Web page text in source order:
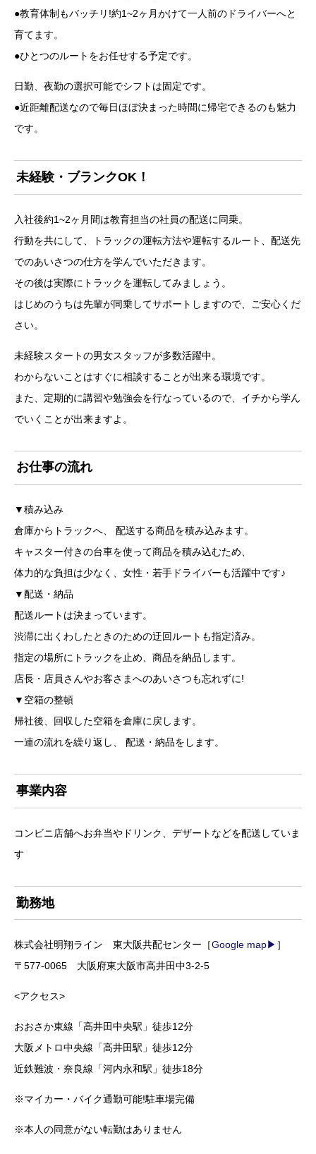
●教育体制もバッチリ!約1~2ヶ月かけて一人前のドライバーへと
育てます。
●ひとつのルートをお任せする予定です。
日勤、夜勤の選択可能でシフトは固定です。
●近距離配送なので毎日ほぼ決まった時間に帰宅できるのも魅力
です。
未経験・ブランクOK！
入社後約1~2ヶ月間は教育担当の社員の配送に同乗。
行動を共にして、トラックの運転方法や運転するルート、配送先
でのあいさつの仕方を学んでいただきます。
その後は実際にトラックを運転してみましょう。
はじめのうちは先輩が同乗してサポートしますので、ご安心くだ
さい。
未経験スタートの男女スタッフが多数活躍中。
わからないことはすぐに相談することが出来る環境です。
また、定期的に講習や勉強会を行なっているので、イチから学ん
でいくことが出来ますよ。
お仕事の流れ
▼積み込み
倉庫からトラックへ、 配送する商品を積み込みます。
キャスター付きの台車を使って商品を積み込むため、
体力的な負担は少なく、女性・若手ドライバーも活躍中です♪
▼配送・納品
配送ルートは決まっています。
渋滞に出くわしたときのための迂回ルートも指定済み。
指定の場所にトラックを止め、商品を納品します。
店長・店員さんやお客さまへのあいさつも忘れずに!
▼空箱の整頓
帰社後、回収した空箱を倉庫に戻します。
一連の流れを繰り返し、 配送・納品をします。
事業内容
コンビニ店舗へお弁当やドリンク、デザートなどを配送していま
す
勤務地
株式会社明翔ライン 東大阪共配センター［Google map▶ ］
〒577-0065 大阪府東大阪市高井田中3-2-5
<アクセス>
おおさか東線「高井田中央駅」徒歩12分
大阪メトロ中央線「高井田駅」徒歩12分
近鉄難波・奈良線「河内永和駅」徒歩18分
※マイカー・バイク通勤可能!駐車場完備
※本人の同意がない転勤はありません